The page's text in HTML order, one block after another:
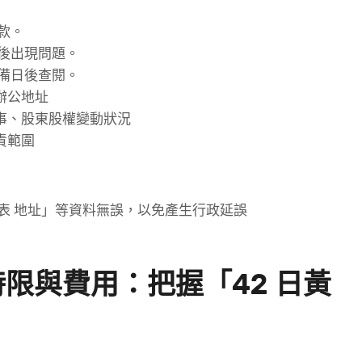
。
出現問題。
日後查閱。
公地址
、股東股權變動狀況
範圍
地址」等資料無誤，以免產生行政延誤
與費用：把握「42 日黃